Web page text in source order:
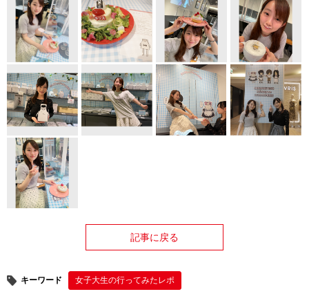
記事に戻る
キーワード 女子大生の行ってみたレポ